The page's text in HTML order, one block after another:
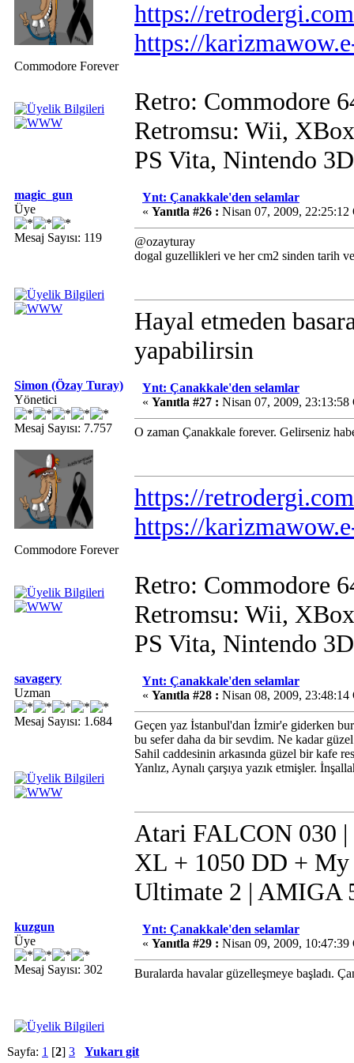
Commodore Forever
https://retrodergi.com
https://
Retro: Commodore
Retromsu: Wii,
PS Vita, Nintendo
magic_gun
Üye
Mesaj Sayısı: 119
Ynt: Çanakkale'den selamlar
« Yanıtla #26 : Nisan 07, 2009, 22:25:12
@ozayturay
dogal guzellikleri ve her cm2 sinden tarih
Hayal etmeden
yapabilirsin
Simon (Özay Turay)
Yönetici
Mesaj Sayısı: 7.757
Commodore Forever
Ynt: Çanakkale'den selamlar
« Yanıtla #27 : Nisan 07, 2009, 23:13:58
O zaman Çanakkale forever. Gelirseniz
https://retrodergi.com
https://
Retro: Commodore
Retromsu: Wii,
PS Vita, Nintendo
savagery
Uzman
Mesaj Sayısı: 1.684
Ynt: Çanakkale'den selamlar
« Yanıtla #28 : Nisan 08, 2009, 23:48:14
Geçen yaz İstanbul'dan İzmir'e giderken
bu sefer daha da bir sevdim. Ne kadar
Sahil caddesinin arkasında güzel bir kafe
Yanlız, Aynalı çarşıya yazık etmişler.
Atari FALCON 030
XL + 1050 DD +
Ultimate 2 | AMIGA
kuzgun
Üye
Mesaj Sayısı: 302
Ynt: Çanakkale'den selamlar
« Yanıtla #29 : Nisan 09, 2009, 10:47:39
Buralarda havalar güzelleşmeye başladı.
Sayfa: 1 [2] 3 Yukarı git